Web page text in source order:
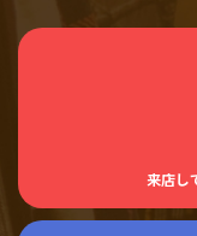
来店し